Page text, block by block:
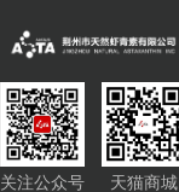
关注公众号 天猫商城